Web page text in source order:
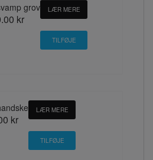
grov
kr
LÆR MERE
kr
LÆR MERE